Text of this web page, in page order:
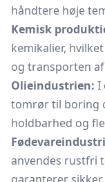
håndtere høje
Kemisk
kemikalier,
og transporten af
Olieindustrien: I
tomrør til boring
holdbarhed og
anvendes rustfri